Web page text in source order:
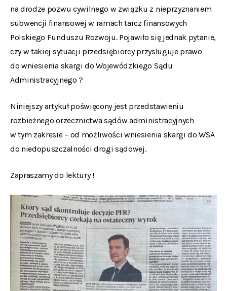
na drodze pozwu cywilnego w związku z nieprzyznaniem
subwencji finansowej w ramach tarcz finansowych
Polskiego Funduszu Rozwoju. Pojawiło się jednak pytanie,
czy w takiej sytuacji przedsiębiorcy przysługuje prawo
do wniesienia skargi do Wojewódzkiego Sądu
Administracyjnego ?
Niniejszy artykuł poświęcony jest przedstawieniu
rozbieżnego orzecznictwa sądów administracyjnych
w tym zakresie – od możliwości wniesienia skargi do WSA
do niedopuszczalności drogi sądowej.
Zapraszamy do lektury !